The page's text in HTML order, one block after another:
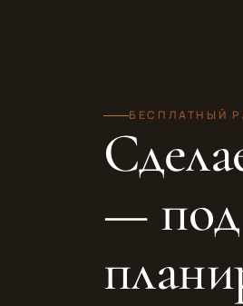
БЕСПЛАТНЫЙ
—